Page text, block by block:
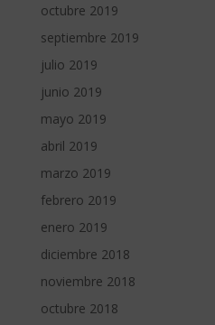
octubre 2019
septiembre 2019
julio 2019
junio 2019
mayo 2019
abril 2019
marzo 2019
febrero 2019
enero 2019
diciembre 2018
noviembre 2018
octubre 2018